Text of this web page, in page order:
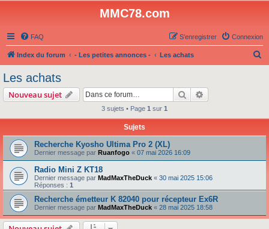
MMC78.com
FAQ Connexion
S’enregistrer
Index du forum - Les petites annonces - Les achats
Les achats
Nouveau sujet Rechercher
3 sujets • Page 1 sur 1
Sujets
Recherche Kyosho Ultima Pro 2 (XL)
Dernier message par Ruanfogo « 07 mai 2026 16:09
Radio Mini Z KT18
Dernier message par MadMaxTheDuck « 30 mai 2025 15:06
Réponses : 1
Recherche émetteur K 82040 pour récepteur Ex6R
Dernier message par MadMaxTheDuck « 28 mai 2025 18:58